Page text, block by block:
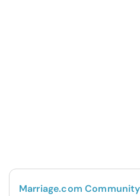
Marriage.com Community